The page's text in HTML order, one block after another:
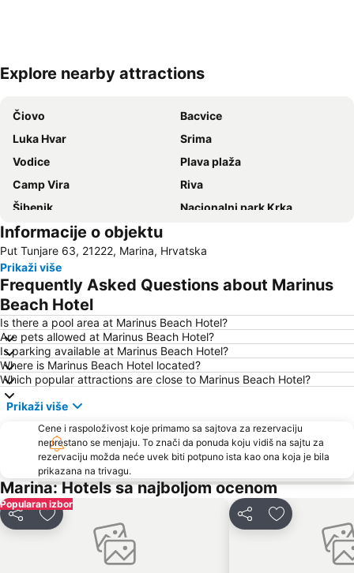
Explore nearby attractions
Čiovo
Bacvice
Luka Hvar
Srima
Vodice
Plava plaža
Camp Vira
Riva
Šibenik
Nacionalni park Krka
Duga Uvala
Stari grad
Romanski grad Trogir
Grada Trogira
Zračna Luka Split
Srebrna Vrata
Stobreč
Pakleni Otoci
Informacije o objektu
Put Tunjare 63, 21222, Marina, Hrvatska
Prikaži više
Frequently Asked Questions about Marinus
Beach Hotel
Is there a pool area at Marinus Beach Hotel?
Are pets allowed at Marinus Beach Hotel?
Is parking available at Marinus Beach Hotel?
Where is Marinus Beach Hotel located?
Which popular attractions are close to Marinus Beach Hotel?
Prikaži više
Cene i raspoloživost koje primamo sa sajtova za rezervaciju
neprestano se menjaju. To znači da ponuda koju vidiš na sajtu za
rezervaciju možda neće uvek biti potpuno ista kao ona koja je bila
prikazana na trivagu.
Marina: Hotels sa najboljom ocenom
Popularan izbor
Deli Dodati u favorite Deli Dodati u